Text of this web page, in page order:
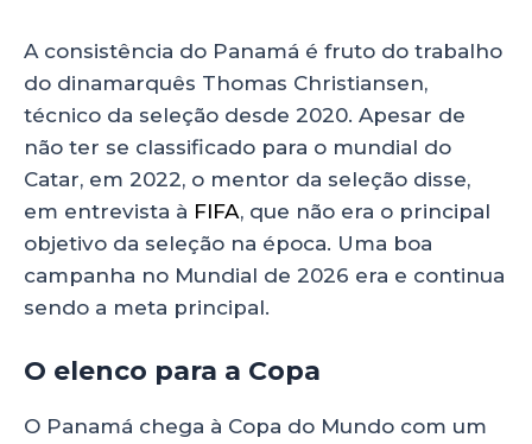
A consistência do Panamá é fruto do trabalho
do dinamarquês Thomas Christiansen,
técnico da seleção desde 2020. Apesar de
não ter se classificado para o mundial do
Catar, em 2022, o mentor da seleção disse,
em entrevista à FIFA, que não era o principal
objetivo da seleção na época. Uma boa
campanha no Mundial de 2026 era e continua
sendo a meta principal.
O elenco para a Copa
O Panamá chega à Copa do Mundo com um